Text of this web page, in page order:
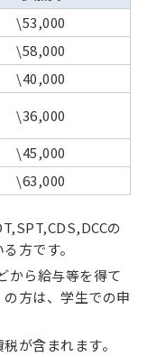
\53,000
\58,000
\40,000
\36,000
\45,000
\63,000
の
方です。
から給与等を得て
方は、学生での申
が含まれます。